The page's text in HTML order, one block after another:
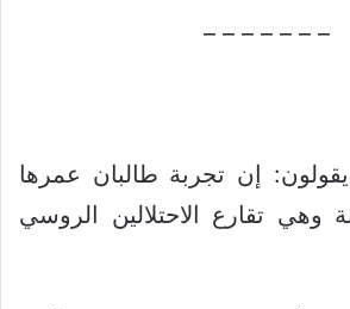
– – – – – – –
إن تجربة طالبان عمرها
من 30 سنة وهي تقارع الاحتلالين الروسي